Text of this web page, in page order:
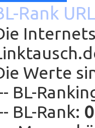
Rank
Werte
BL-
BL-Rank: 0